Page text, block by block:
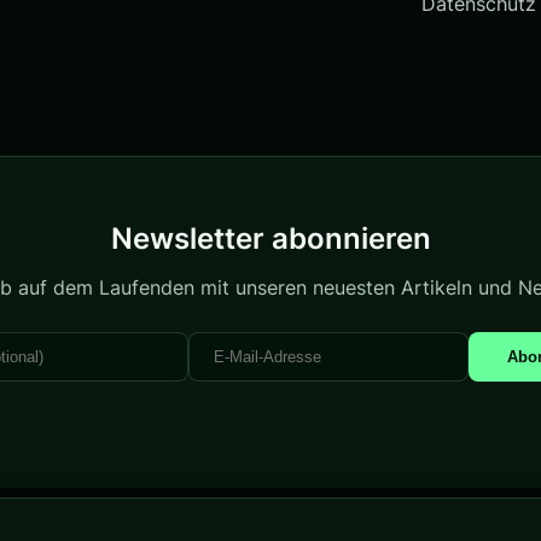
Newsletter abonnieren
auf dem Laufenden mit unseren neuesten Artikeln und